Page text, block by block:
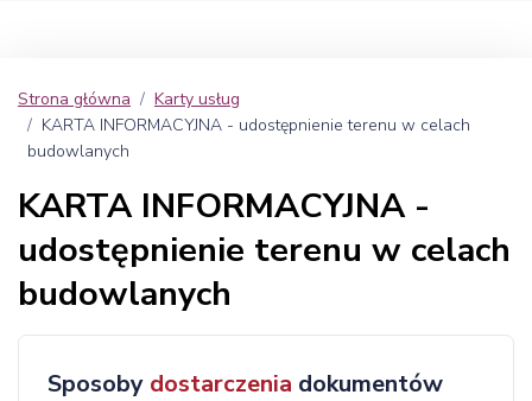
Strona główna
Karty usług
KARTA INFORMACYJNA - udostępnienie terenu w celach
budowlanych
KARTA INFORMACYJNA -
udostępnienie terenu w celach
budowlanych
Sposoby dostarczenia dokumentów